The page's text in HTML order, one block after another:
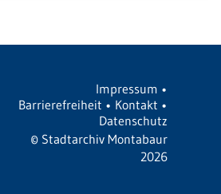
Impressum •
Barrierefreiheit • Kontakt •
Datenschutz
© Stadtarchiv Montabaur
2026